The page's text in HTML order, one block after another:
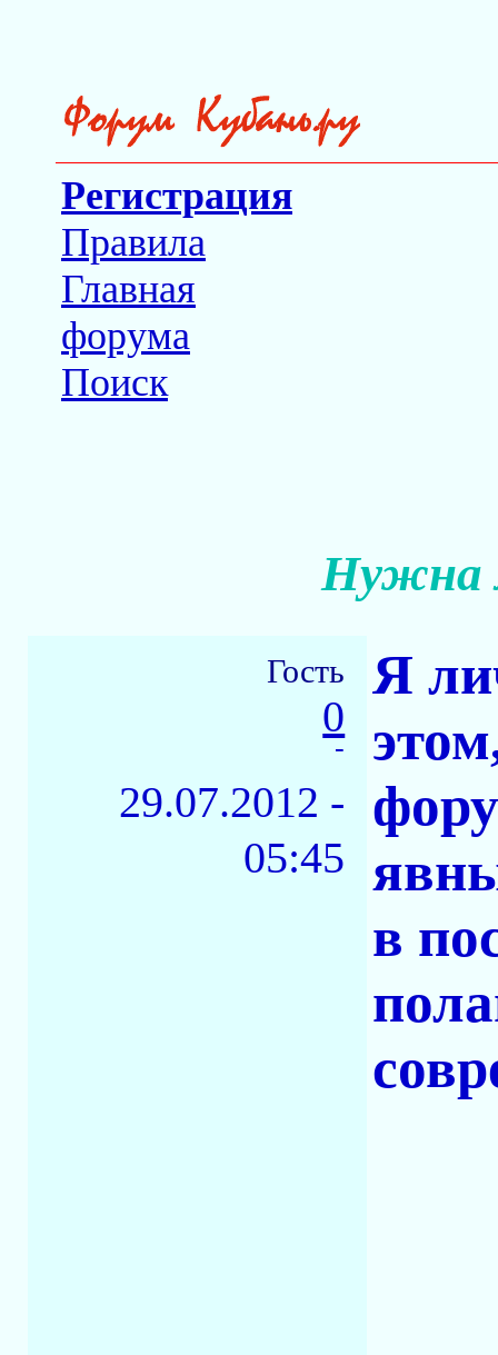
Регистрация
Правила
Главная
форума
Поиск
Нужна
Гость
0
-
29.07.2012 -
05:45
Я
в